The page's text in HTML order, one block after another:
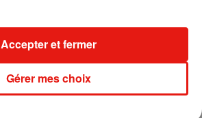
Sensation » avec Kylie Minogue
Gérer mes choix
Accepter et fermer